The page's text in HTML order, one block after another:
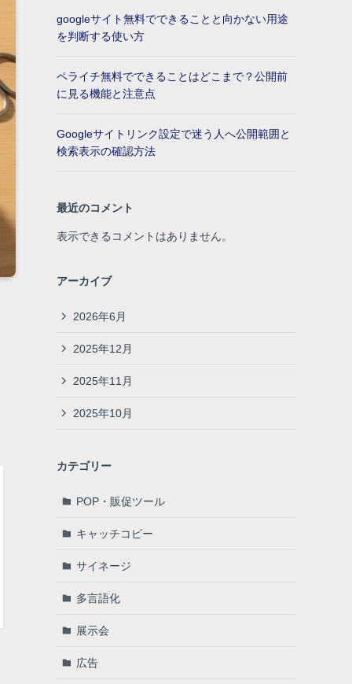
googleサイト無料でできることと向かない用途
を判断する使い方
ペライチ無料でできることはどこまで？公開前
に見る機能と注意点
Googleサイトリンク設定で迷う人へ公開範囲と
検索表示の確認方法
最近のコメント
表示できるコメントはありません。
アーカイブ
2026年6月
2025年12月
2025年11月
2025年10月
カテゴリー
POP・販促ツール
キャッチコピー
サイネージ
多言語化
展示会
広告